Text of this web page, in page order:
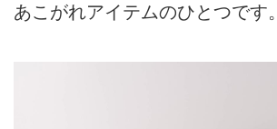
あこがれアイテムのひとつです。